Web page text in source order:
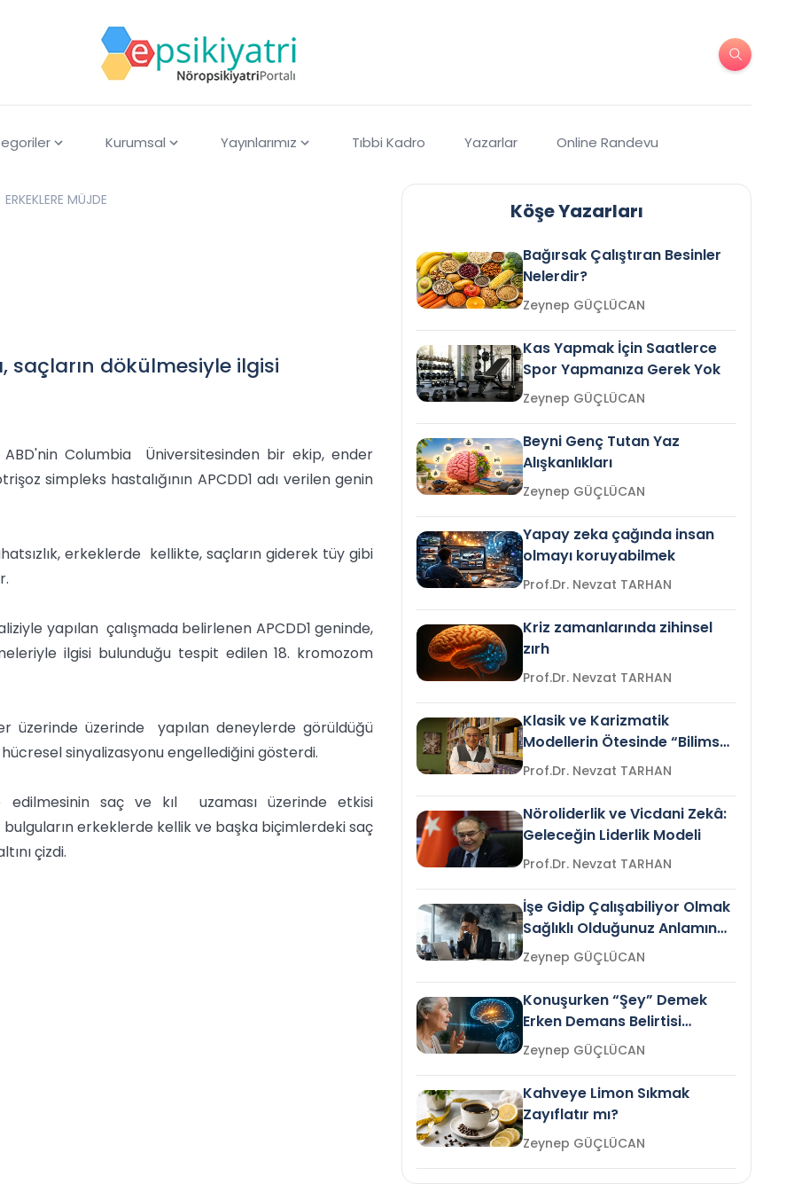
Kurumsal Yayınlarımız Tıbbi Kadro Yazarlar Online Randevu
ERKEKLERE MÜJDE
saçların dökülmesiyle ilgisi
Columbia Üniversitesinden bir ekip, ender
simpleks hastalığının APCDD1 adı verilen genin
erkeklerde kellikte, saçların giderek tüy gibi
yapılan çalışmada belirlenen APCDD1 geninde,
ilgisi bulunduğu tespit edilen 18. kromozom
üzerinde üzerinde yapılan deneylerde görüldüğü
sinyalizasyonu engellediğini gösterdi.
edilmesinin saç ve kıl uzaması üzerinde etkisi
erkeklerde kellik ve başka biçimlerdeki saç
çizdi.
Köşe Yazarları
Bağırsak Çalıştıran Besinler
Nelerdir?
Zeynep GÜÇLÜCAN
Kas Yapmak İçin Saatlerce
Spor Yapmanıza Gerek Yok
Zeynep GÜÇLÜCAN
Beyni Genç Tutan Yaz
Alışkanlıkları
Zeynep GÜÇLÜCAN
Yapay zeka çağında insan
olmayı koruyabilmek
Prof.Dr. Nevzat TARHAN
Kriz zamanlarında zihinsel
zırh
Prof.Dr. Nevzat TARHAN
Klasik ve Karizmatik
Modellerin Ötesinde “Bilimsel
Liderlik”
Prof.Dr. Nevzat TARHAN
Nöroliderlik ve Vicdani Zekâ:
Geleceğin Liderlik Modeli
Prof.Dr. Nevzat TARHAN
İşe Gidip Çalışabiliyor Olmak
Sağlıklı Olduğunuz Anlamına
Gelir mi?Zeynep GÜÇLÜCAN
Konuşurken “Şey” Demek
Erken Demans Belirtisi
Olabilir mi?Zeynep GÜÇLÜCAN
Kahveye Limon Sıkmak
Zayıflatır mı?
Zeynep GÜÇLÜCAN